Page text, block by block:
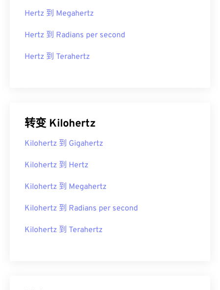
Hertz 到 Megahertz
Hertz 到 Radians per second
Hertz 到 Terahertz
转变 Kilohertz
Kilohertz 到 Gigahertz
Kilohertz 到 Hertz
Kilohertz 到 Megahertz
Kilohertz 到 Radians per second
Kilohertz 到 Terahertz